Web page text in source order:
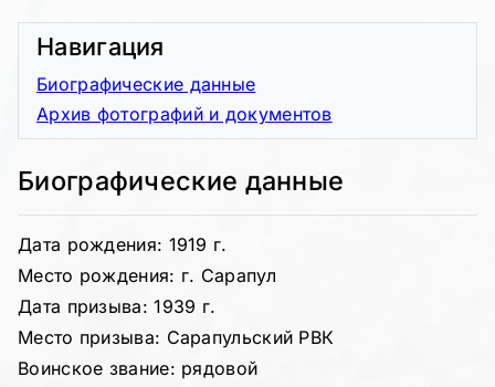
Биографические данные
Дата рождения: 1919 г.
Место рождения: г. Сарапул
Дата призыва: 1939 г.
Место призыва: Сарапульский РВК
Воинское звание: рядовой
Навигация
Биографические данные
Архив фотографий и документов